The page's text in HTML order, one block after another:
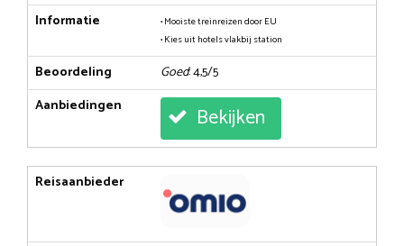
Informatie
• Mooiste treinreizen door EU
• Kies uit hotels vlakbij station
Beoordeling Goed: 4,5/5
Aanbiedingen
Bekijken
Reisaanbieder